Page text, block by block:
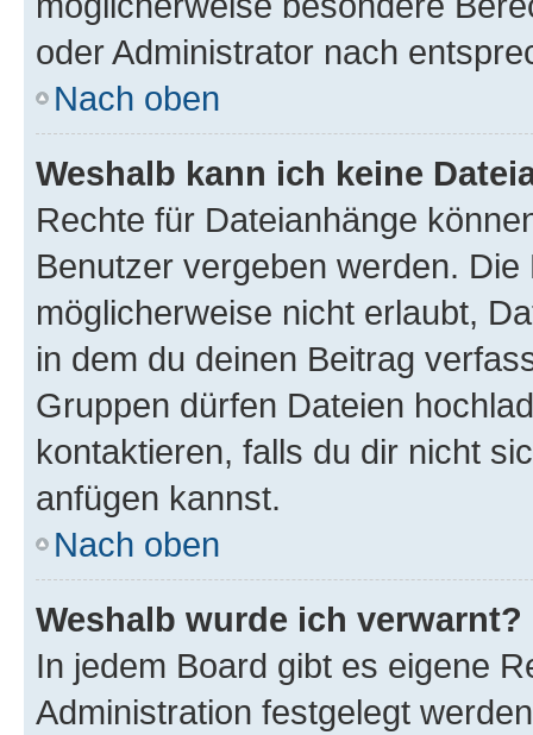
oder Administrator nach
Nach oben
Weshalb kann ich keine
Rechte für Dateianhänge
Benutzer vergeben werden.
möglicherweise nicht erlaubt,
in dem du deinen Beitrag
Gruppen dürfen Dateien
kontaktieren, falls du dir nicht
anfügen kannst.
Nach oben
Weshalb wurde ich verwarnt?
In jedem Board gibt es eigene
Administration festgelegt